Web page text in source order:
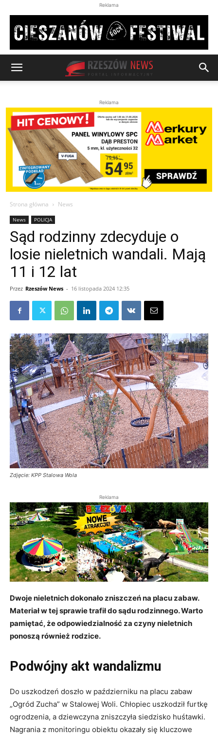
Reklama
Reklama
Strona główna News
News POLICJA
Sąd rodzinny zdecyduje o
losie nieletnich wandali. Mają
11 i 12 lat
Przez Rzeszów News - 16 listopada 2024 12:35
Zdjęcie: KPP Stalowa Wola
Reklama
Dwoje nieletnich dokonało zniszczeń na placu zabaw.
Materiał w tej sprawie trafił do sądu rodzinnego. Warto
pamiętać, że odpowiedzialność za czyny nieletnich
ponoszą również rodzice.
Podwójny akt wandalizmu
Do uszkodzeń doszło w październiku na placu zabaw
„Ogród Zucha” w Stalowej Woli. Chłopiec uszkodził furtkę
ogrodzenia, a dziewczyna zniszczyła siedzisko huśtawki.
Nagrania z monitoringu obiektu okazały się kluczowe